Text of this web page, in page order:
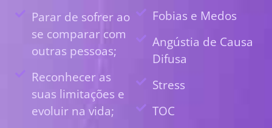
Parar de sofrer ao
se comparar com
outras pessoas;
Reconhecer as
suas limitações e
evoluir na vida;
Fobias e Medos
Angústia de Causa
Difusa
Stress
TOC